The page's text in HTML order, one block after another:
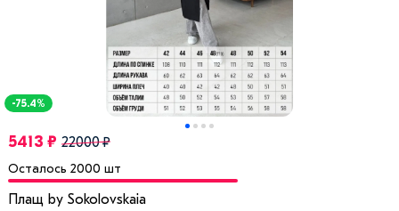
-75.4%
5413 ₽ 22000 ₽
Осталось 2000 шт
Плащ by Sokolovskaia